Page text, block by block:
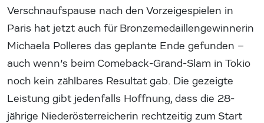
Verschnaufspause nach den Vorzeigespielen in
Paris hat jetzt auch für Bronzemedaillengewinnerin
Michaela Polleres das geplante Ende gefunden –
auch wenn’s beim Comeback-Grand-Slam in Tokio
noch kein zählbares Resultat gab. Die gezeigte
Leistung gibt jedenfalls Hoffnung, dass die 28-
jährige Niederösterreicherin rechtzeitig zum Start